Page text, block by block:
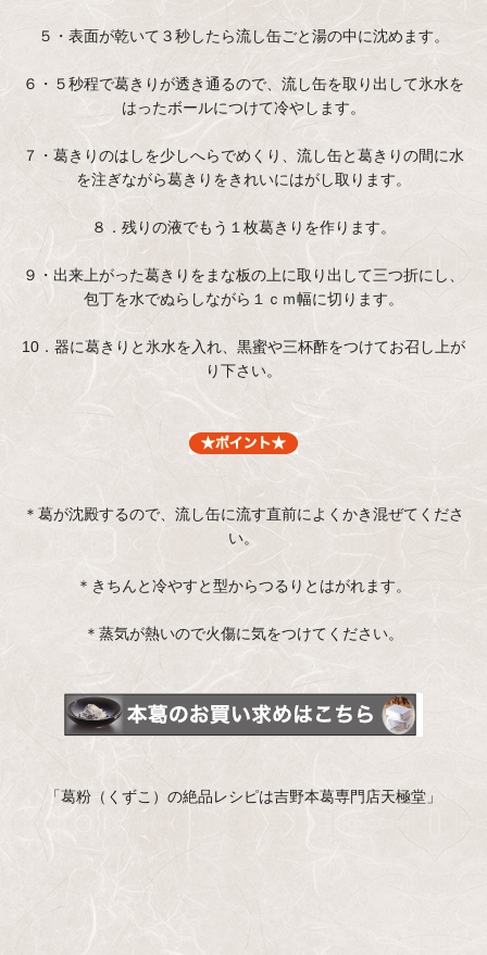
５・表面が乾いて３秒したら流し缶ごと湯の中に沈めます。
６・５秒程で葛きりが透き通るので、流し缶を取り出して氷水を
はったボールにつけて冷やします。
７・葛きりのはしを少しへらでめくり、流し缶と葛きりの間に水
を注ぎながら葛きりをきれいにはがし取ります。
８．残りの液でもう１枚葛きりを作ります。
９・出来上がった葛きりをまな板の上に取り出して三つ折にし、
包丁を水でぬらしながら１ｃｍ幅に切ります。
10．器に葛きりと氷水を入れ、黒蜜や三杯酢をつけてお召し上が
り下さい。
＊葛が沈殿するので、流し缶に流す直前によくかき混ぜてくださ
い。
＊きちんと冷やすと型からつるりとはがれます。
＊蒸気が熱いので火傷に気をつけてください。
「葛粉（くずこ）の絶品レシピは吉野本葛専門店天極堂」